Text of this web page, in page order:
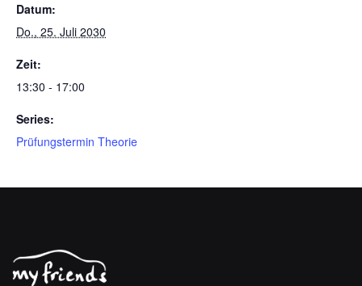
Datum:
Do., 25. Juli 2030
Zeit:
13:30 - 17:00
Series:
Prüfungstermin Theorie